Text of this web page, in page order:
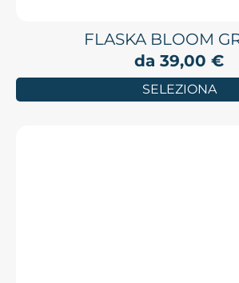
FLASKA BLOOM
da 39,00 €
SELEZIONA